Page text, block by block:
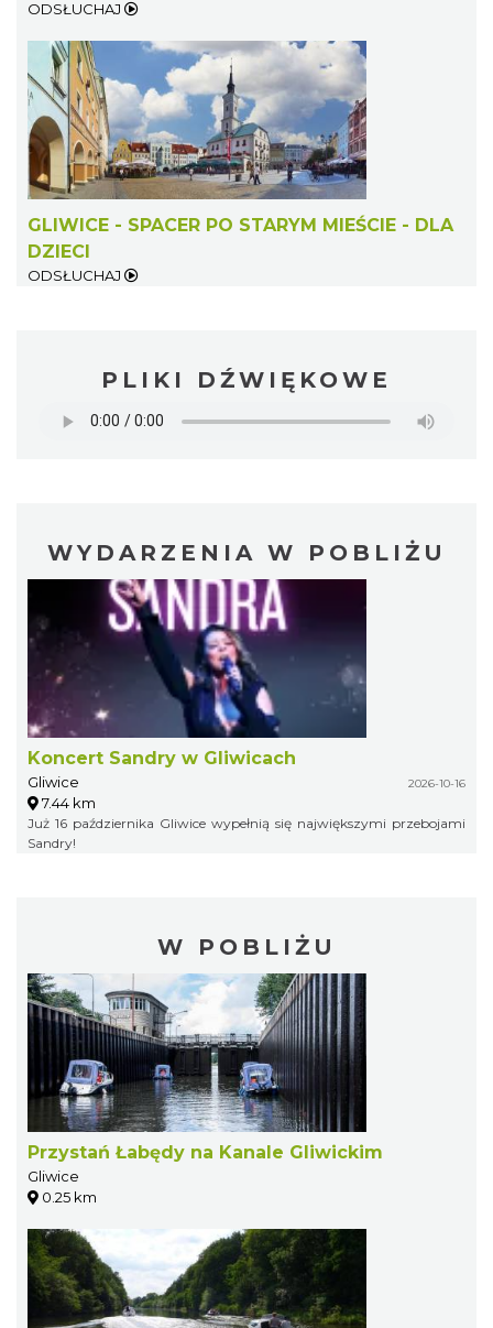
ODSŁUCHAJ
GLIWICE - SPACER PO STARYM MIEŚCIE - DLA
DZIECI
ODSŁUCHAJ
PLIKI DŹWIĘKOWE
WYDARZENIA W POBLIŻU
Koncert Sandry w Gliwicach
Gliwice 2026-10-16
7.44 km
Już 16 października Gliwice wypełnią się największymi przebojami
Sandry!
W POBLIŻU
Przystań Łabędy na Kanale Gliwickim
Gliwice
0.25 km